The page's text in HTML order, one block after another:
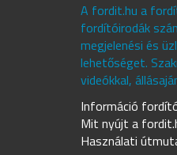
A fordit.hu a
fordítóirodák
megjelenési és
lehetőséget.
videókkal,
Információ
Mit nyújt a
Használati